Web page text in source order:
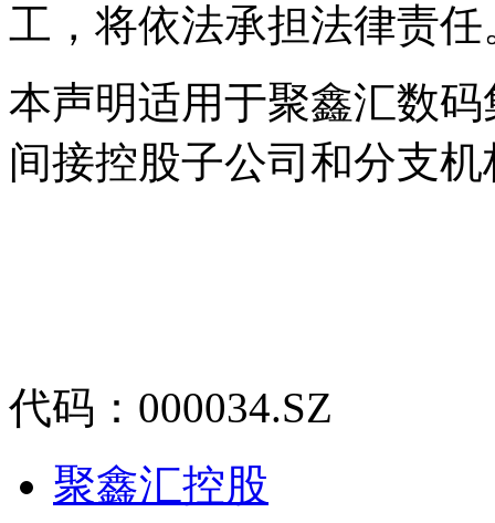
工，将依法承担法律责
本声明适用于聚鑫汇数
间接控股子公司和分支机
代码：000034.SZ
聚鑫汇控股